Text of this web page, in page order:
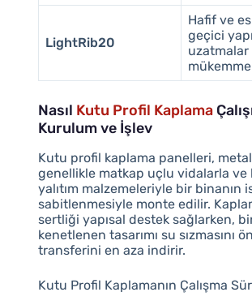
LightRib20
Hafif ve
geçici
uzatmalar
Nasıl Kutu Profil Kaplama
Kurulum ve İşlev
Kutu profil kaplama panelleri,
genellikle matkap uçlu vidalarla ve
yalıtım malzemeleriyle bir binanın
sabitlenmesiyle monte edilir.
sertliği yapısal destek sağlarken,
kenetlenen tasarımı su sızmasını
transferini en aza indirir.
Kutu Profil Kaplamanın Çalışma